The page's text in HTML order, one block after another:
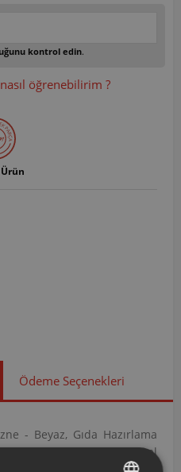
kontrol edin.
öğrenebilirim ?
Ödeme Seçenekleri
- Beyaz, Gıda Hazırlama
grubuna ait orijinal